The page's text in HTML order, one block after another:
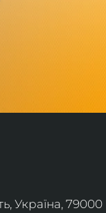
Україна, 79000